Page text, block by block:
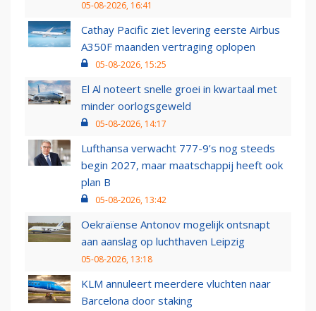
05-08-2026, 16:41
Cathay Pacific ziet levering eerste Airbus
A350F maanden vertraging oplopen
05-08-2026, 15:25
El Al noteert snelle groei in kwartaal met
minder oorlogsgeweld
05-08-2026, 14:17
Lufthansa verwacht 777-9’s nog steeds
begin 2027, maar maatschappij heeft ook
plan B
05-08-2026, 13:42
Oekraïense Antonov mogelijk ontsnapt
aan aanslag op luchthaven Leipzig
05-08-2026, 13:18
KLM annuleert meerdere vluchten naar
Barcelona door staking